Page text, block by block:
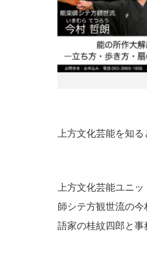
上方文化芸能を知る
上方文化芸能ユニ
師シテ方観世流の
語家の桂紋四郎と事